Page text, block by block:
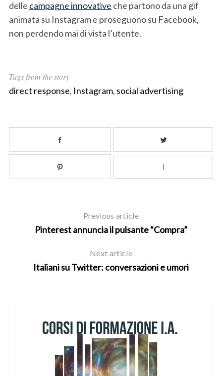
delle campagne innovative che partono da una gif
animata su Instagram e proseguono su Facebook,
non perdendo mai di vista l’utente.
Tags from the story
direct response, Instagram, social advertising
Previous article
Pinterest annuncia il pulsante “Compra”
Next article
Italiani su Twitter: conversazioni e umori
f
o
r